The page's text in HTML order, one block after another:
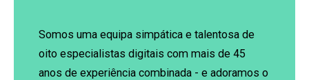
Somos uma equipa simpática e talentosa de
oito especialistas digitais com mais de 45
anos de experiência combinada - e adoramos o